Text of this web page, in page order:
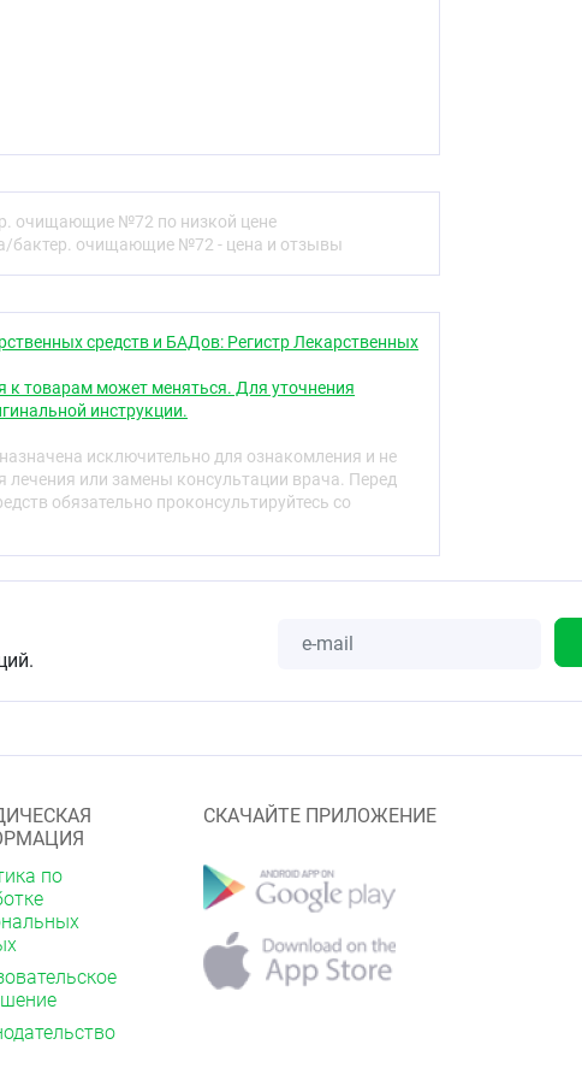
очищающие №72 по низкой цене
бактер. очищающие №72 - цена и отзывы
средств и БАДов: Регистр Лекарственных
товарам может меняться. Для уточнения
инструкции.
исключительно для ознакомления и не
или замены консультации врача. Перед
обязательно проконсультируйтесь со
по
СКАЧАЙТЕ ПРИЛОЖЕНИЕ